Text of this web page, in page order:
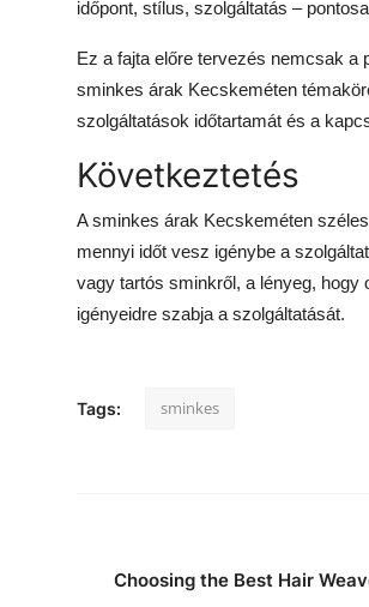
időpont, stílus, szolgáltatás –
Ez a fajta előre tervezés nemcsak a
sminkes árak Kecskeméten
szolgáltatások időtartamát és a
Következtetés
A sminkes árak Kecskeméten
mennyi időt vesz igénybe a
vagy tartós sminkről, a lényeg,
igényeidre szabja a szolgáltatását.
Tags: sminkes
Choosing the Best Hair